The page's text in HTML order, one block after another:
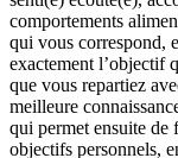
comportements
qui vous correspond,
exactement l’objectif
que vous repartiez
meilleure
qui permet ensuite de
objectifs personnels,